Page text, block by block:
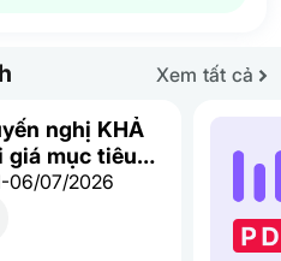
Xem tất cả
nghị KHẢ
giá mục tiêu
cổ phiếu
06/07/2026